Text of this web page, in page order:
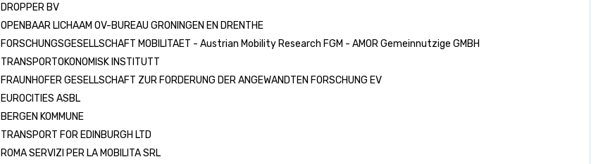
DROPPER BV
OPENBAAR LICHAAM OV-BUREAU GRONINGEN EN DRENTHE
FORSCHUNGSGESELLSCHAFT MOBILITAET - Austrian Mobility Research FGM - AMOR Gemeinnutzige GMBH
TRANSPORTOKONOMISK INSTITUTT
FRAUNHOFER GESELLSCHAFT ZUR FORDERUNG DER ANGEWANDTEN FORSCHUNG EV
EUROCITIES ASBL
BERGEN KOMMUNE
TRANSPORT FOR EDINBURGH LTD
ROMA SERVIZI PER LA MOBILITA SRL